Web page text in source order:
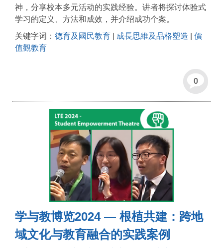
神，分享校本多元活动的实践经验。讲者将探讨体验式
学习的定义、方法和成效，并介绍成功个案。
关键字词： 德育及國民教育 成長思維及品格塑造
價
值觀教育
0
学与教博览2024 — 根植共建：跨地
域文化与教育融合的实践案例